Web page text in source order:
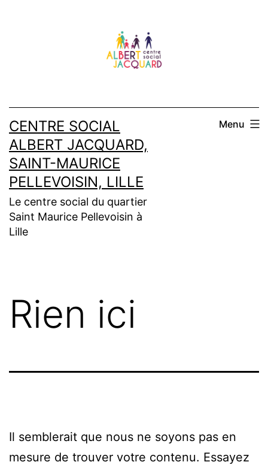
CENTRE SOCIAL
ALBERT JACQUARD,
SAINT-MAURICE
PELLEVOISIN, LILLE
Le centre social du quartier
Saint Maurice Pellevoisin à
Lille
Menu
Rien ici
Il semblerait que nous ne soyons pas en
mesure de trouver votre contenu. Essayez